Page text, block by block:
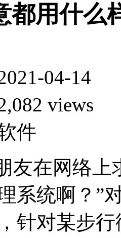
都用什么
04-14
views
件
友在网络上
系统啊？”
针对某步